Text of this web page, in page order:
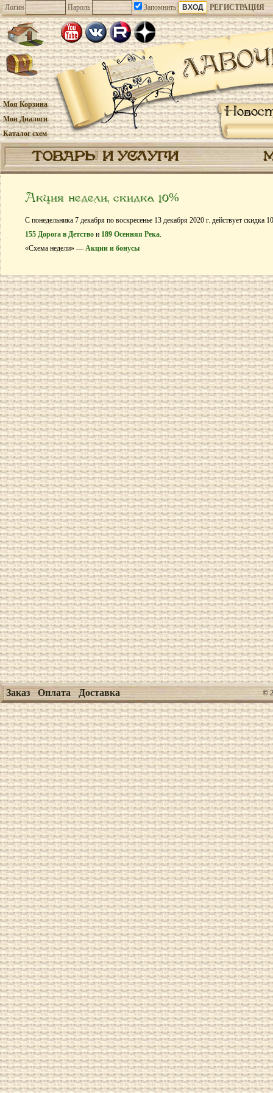
Логин Пароль Запомнить РЕГИСТРАЦИЯ
Моя Корзина
Мои Диалоги
Каталог схем
ТОВАРЫ И УСЛУГИ
Акция недели, скидка 10%
С понедельника 7 декабря по воскресенье 13 декабря 2020 г. действует скидка
155 Дорога в Детство и 189 Осенняя Река.
«Схема недели» — Акции и бонусы
Заказ Оплата Доставка ©